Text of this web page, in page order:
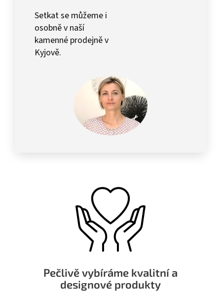
Setkat se můžeme i
osobně v naší
kamenné prodejně v
Kyjově.
Pečlivě vybíráme kvalitní a
designové produkty